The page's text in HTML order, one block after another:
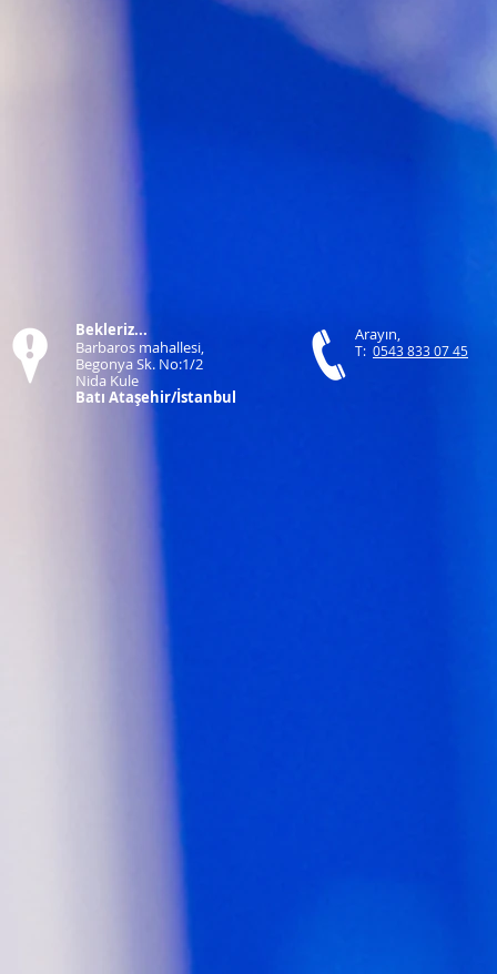
Bekleriz...
Barbaros mahallesi,
Begonya Sk. No:1/2
Nida Kule
Batı Ataşehir/İstanbul
Arayın,
T: 0543 833 07 45